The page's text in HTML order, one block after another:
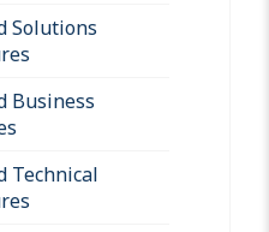
Solutions
Business
Technical